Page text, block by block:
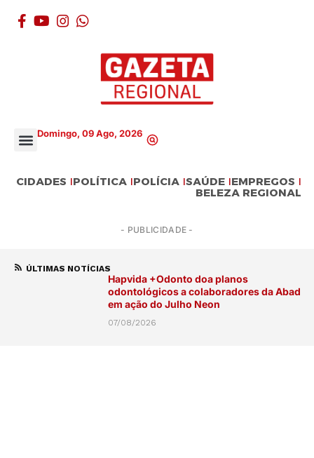
Domingo, 09 Ago, 2026
CIDADES POLÍTICA POLÍCIA SAÚDE EMPREGOS
BELEZA REGIONAL
- PUBLICIDADE -
ÚLTIMAS NOTÍCIAS
Hapvida +Odonto doa planos
odontológicos a colaboradores da Abads
em ação do Julho Neon
07/08/2026